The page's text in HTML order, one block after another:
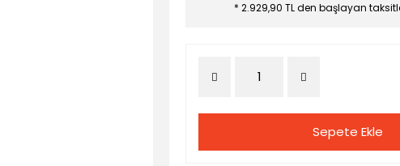
* 2.929,90 TL den başlayan
Sepete Ekle